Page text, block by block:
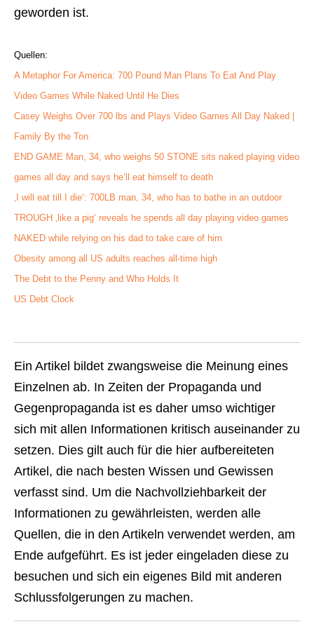
geworden ist.
Quellen:
A Metaphor For America: 700 Pound Man Plans To Eat And Play
Video Games While Naked Until He Dies
Casey Weighs Over 700 lbs and Plays Video Games All Day Naked |
Family By the Ton
END GAME Man, 34, who weighs 50 STONE sits naked playing video
games all day and says he’ll eat himself to death
‚I will eat till I die‘: 700LB man, 34, who has to bathe in an outdoor
TROUGH ‚like a pig‘ reveals he spends all day playing video games
NAKED while relying on his dad to take care of him
Obesity among all US adults reaches all-time high
The Debt to the Penny and Who Holds It
US Debt Clock
Ein Artikel bildet zwangsweise die Meinung eines
Einzelnen ab. In Zeiten der Propaganda und
Gegenpropaganda ist es daher umso wichtiger
sich mit allen Informationen kritisch auseinander zu
setzen. Dies gilt auch für die hier aufbereiteten
Artikel, die nach besten Wissen und Gewissen
verfasst sind. Um die Nachvollziehbarkeit der
Informationen zu gewährleisten, werden alle
Quellen, die in den Artikeln verwendet werden, am
Ende aufgeführt. Es ist jeder eingeladen diese zu
besuchen und sich ein eigenes Bild mit anderen
Schlussfolgerungen zu machen.